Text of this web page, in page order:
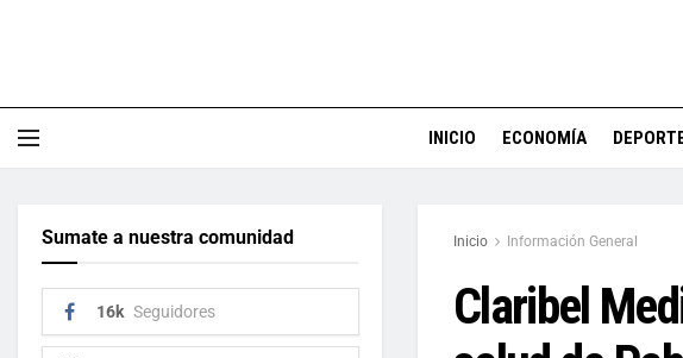
INICIO ECONOMÍA
Inicio Información General
Claribel
Sumate a nuestra comunidad
16k Seguidores